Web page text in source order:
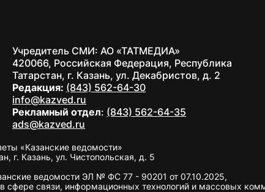
Учредитель СМИ: АО «ТАТМЕДИА»
420066, Российская Федерация, Республика
Татарстан, г. Казань, ул. Декабристов, д. 2
Редакция: (843) 562-64-30
info@kazved.ru
Рекламный отдел: (843) 562-64-35
ads@kazved.ru
«Казанские ведомости»
г. Казань, ул. Чистопольская, д. 5
ведомости ЭЛ № ФС 77 - 90201 от 07.10.2025,
сфере связи, информационных технологий и массовых